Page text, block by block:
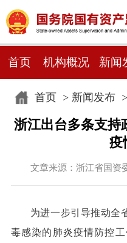
首页 机构概况 新闻
首页> 新闻发布>
浙江出台多条支持
疫
文章来源：浙江省国
为进一步引导推动全
毒感染的肺炎疫情防控